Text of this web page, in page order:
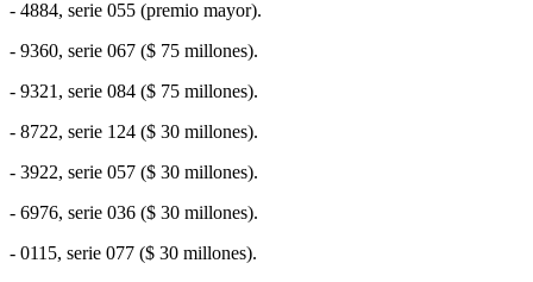
- 4884, serie 055 (premio mayor).
- 9360, serie 067 ($ 75 millones).
- 9321, serie 084 ($ 75 millones).
- 8722, serie 124 ($ 30 millones).
- 3922, serie 057 ($ 30 millones).
- 6976, serie 036 ($ 30 millones).
- 0115, serie 077 ($ 30 millones).